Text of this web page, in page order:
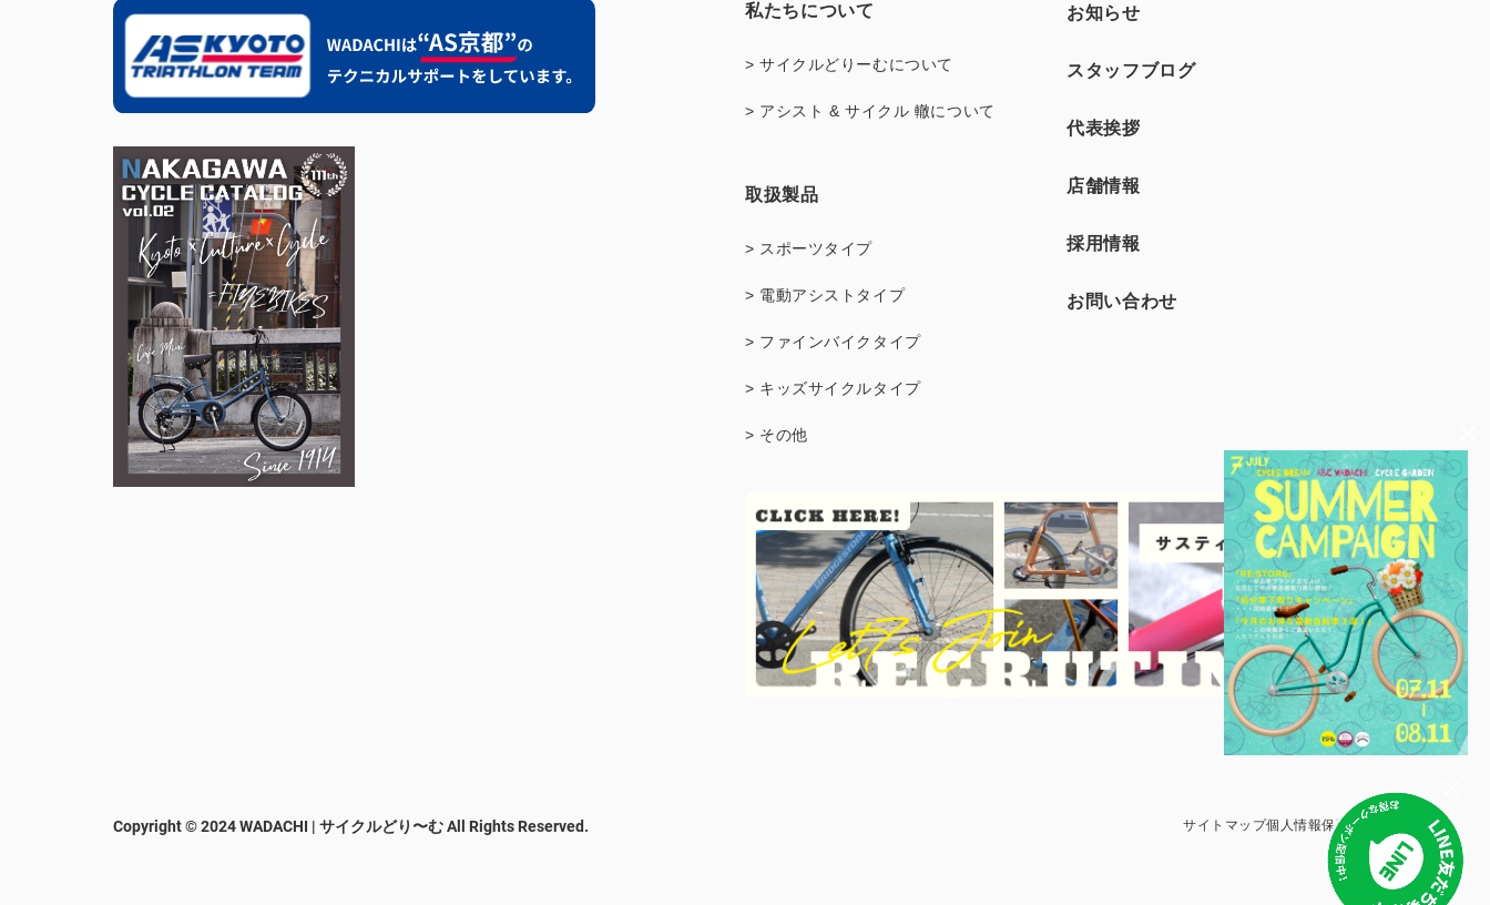
私たちについて
> サイクルどりーむについて
> アシスト & サイクル 轍について
取扱製品
> スポーツタイプ
> 電動アシストタイプ
> ファインバイクタイプ
> キッズサイクルタイプ
> その他
お知らせ
スタッフブログ
代表挨拶
店舗情報
採用情報
お問い合わせ
Copyright © 2024 WADACHI | サイクルどり〜むAll Rights Reserved. サイトマップ個人情報保護方針